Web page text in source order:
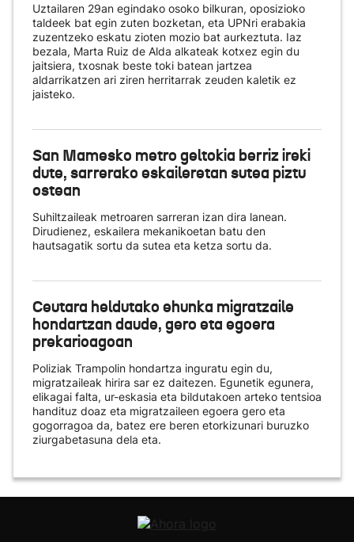
Uztailaren 29an egindako osoko bilkuran, oposizioko
taldeek bat egin zuten bozketan, eta UPNri erabakia
zuzentzeko eskatu zioten mozio bat aurkeztuta. Iaz
bezala, Marta Ruiz de Alda alkateak kotxez egin du
jaitsiera, txosnak beste toki batean jartzea
aldarrikatzen ari ziren herritarrak zeuden kaletik ez
jaisteko.
San Mamesko metro geltokia berriz ireki
dute, sarrerako eskaileretan sutea piztu
ostean
Suhiltzaileak metroaren sarreran izan dira lanean.
Dirudienez, eskailera mekanikoetan batu den
hautsagatik sortu da sutea eta ketza sortu da.
Ceutara heldutako ehunka migratzaile
hondartzan daude, gero eta egoera
prekarioagoan
Poliziak Trampolin hondartza inguratu egin du,
migratzaileak hirira sar ez daitezen. Egunetik egunera,
elikagai falta, ur-eskasia eta bildutakoen arteko tentsioa
handituz doaz eta migratzaileen egoera gero eta
gogorragoa da, batez ere beren etorkizunari buruzko
ziurgabetasuna dela eta.